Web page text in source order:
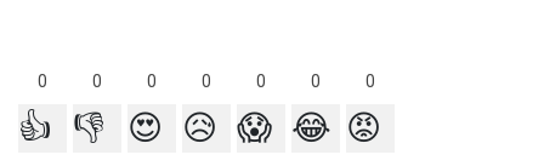
0 0 0 0 0 0 0
👍 👎 😍 😥 😱 😂 😡